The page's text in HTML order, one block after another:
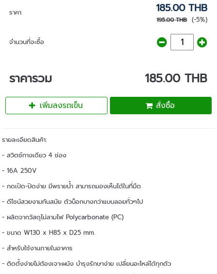
ราคา 185.00 THB
195.00 THB (-5%)
จำนวนที่จะซื้อ
ราคารวม 185.00 THB
เพิ่มลงรถเข็น สั่งซื้อ
รายละเอียดสินค้า:
- สวิตช์ทางเดียว 4 ช่อง
- 16A 250V
- กดเปิด-ปิดง่าย มีพรายน้ำ สามารถมองเห็นได้ในที่มืด
- ดีไซน์สวยงามทันสมัย ตัวบ็อกบางกว่าแบบลอยทั่วๆไป
- ผลิตจากวัสดุไม่ลามไฟ Polycarbonate (PC)
- ขนาด W130 x H85 x D25 mm.
- สำหรับใช้งานภายในอาคาร
- ติดตั้งง่ายไม่ต้องเจาะผนัง บำรุงรักษาง่าย เปลี่ยนอะไหล่ได้ทุกตัว